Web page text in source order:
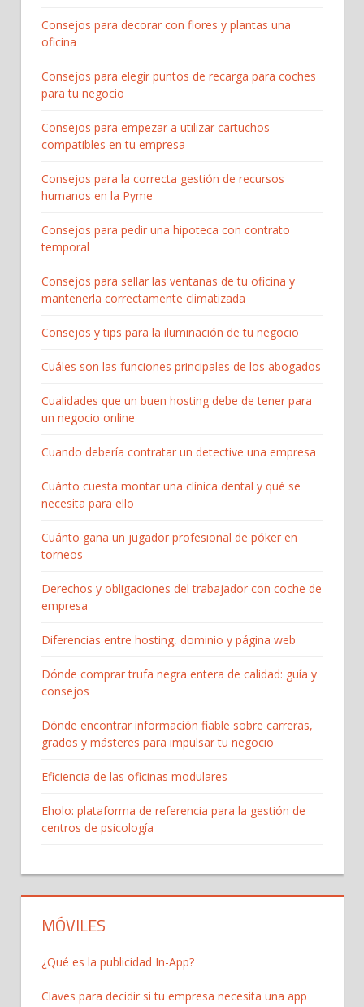
Consejos para decorar con flores y plantas una
oficina
Consejos para elegir puntos de recarga para coches
para tu negocio
Consejos para empezar a utilizar cartuchos
compatibles en tu empresa
Consejos para la correcta gestión de recursos
humanos en la Pyme
Consejos para pedir una hipoteca con contrato
temporal
Consejos para sellar las ventanas de tu oficina y
mantenerla correctamente climatizada
Consejos y tips para la iluminación de tu negocio
Cuáles son las funciones principales de los abogados
Cualidades que un buen hosting debe de tener para
un negocio online
Cuando debería contratar un detective una empresa
Cuánto cuesta montar una clínica dental y qué se
necesita para ello
Cuánto gana un jugador profesional de póker en
torneos
Derechos y obligaciones del trabajador con coche de
empresa
Diferencias entre hosting, dominio y página web
Dónde comprar trufa negra entera de calidad: guía y
consejos
Dónde encontrar información fiable sobre carreras,
grados y másteres para impulsar tu negocio
Eficiencia de las oficinas modulares
Eholo: plataforma de referencia para la gestión de
centros de psicología
MÓVILES
¿Qué es la publicidad In-App?
Claves para decidir si tu empresa necesita una app